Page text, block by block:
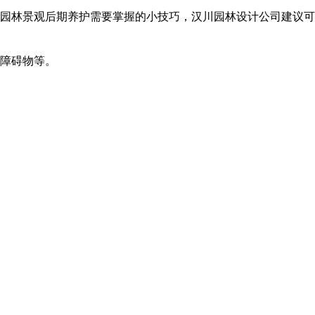
林景观后期养护需要掌握的小技巧，汉川园林设计公司建议可
物等。